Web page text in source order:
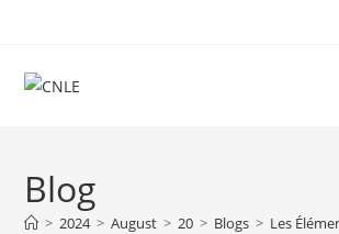
content
Blog
> 2024 > August > 20 > Blogs > Les